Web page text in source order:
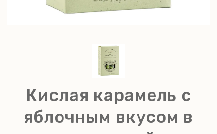
Кислая карамель с
яблочным вкусом в